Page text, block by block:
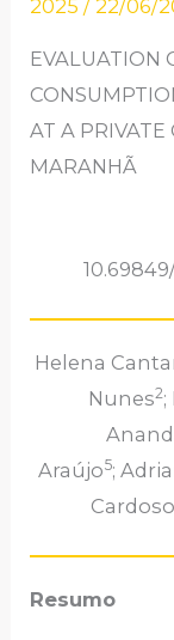
2025 /22/06/
EVALUATION
AT A PRIVATE
MARANHÃ
Helena
Nunes2;
Araújo5;
Cardoso
Resumo